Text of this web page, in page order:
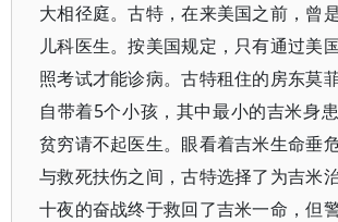
大相径庭。古特，在来美国之前，曾
儿科医生。按美国规定，只有通过美
照考试才能诊病。古特租住的房东莫
自带着5个小孩，其中最小的吉米身
贫穷请不起医生。眼看着吉米生命垂
与救死扶伤之间，古特选择了为吉米
十夜的奋战终于救回了吉米一命，但